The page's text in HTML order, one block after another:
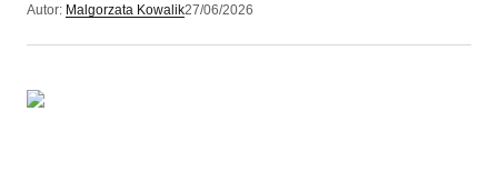
Autor: Malgorzata Kowalik27/06/2026